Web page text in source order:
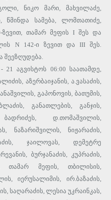
ნიკო მარი, მახვილაძე,
წმინდა სამება, ლომთათიძე,
ზევით, თამარ მეფის I შეს და
N 142-ი ზევით და III შეს.
შეეზღუდება.
21 აგვისტოს 06:00 საათამდე,
აზერბაიჯანის, ა.ვასაძის,
გაპონოვის, ბათუმის,
განათლების, განჯის,
დ.თომაშვილის,
ნაზარიშვილის, ნიჟარაძის,
ჯაილოვას, დემეტრე
ბურჯანაძის, კუპრაძის,
თამარ მეფის, თბილისის,
იერუსალიმის, ირ.ბაზაძის,
საღარაძის, ლესია უკრაინკას,